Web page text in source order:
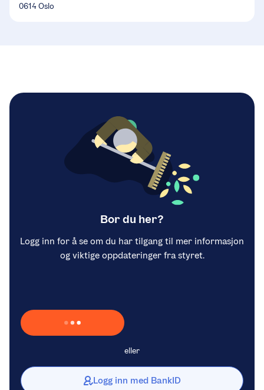
0614 Oslo
Bor du her?
Logg inn for å se om du har tilgang til mer informasjon
og viktige oppdateringer fra styret.
Laster inn Vipps …
eller
Logg inn med BankID